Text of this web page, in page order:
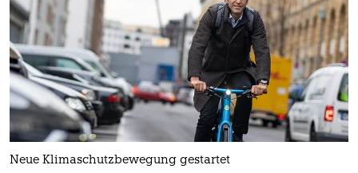
Neue Klimaschutzbewegung gestartet